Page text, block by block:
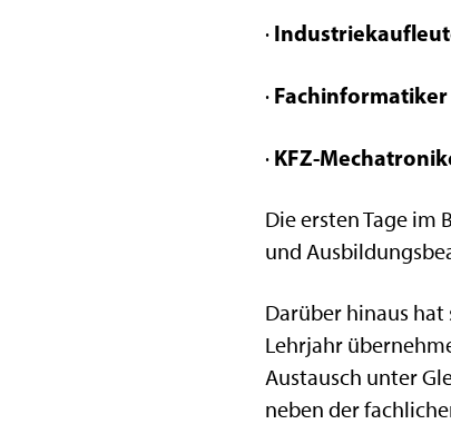
·
·
· KFZ-
Die ersten Tage im
und
Darüber hinaus
Lehrjahr
Austausch unter
neben der